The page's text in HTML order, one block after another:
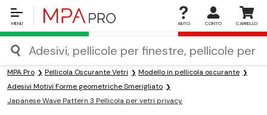
MENU AIUTO CONTO CARRELLO
MPA Pro Pellicola Oscurante Vetri
Modello in pellicola oscurante
Adesivi Motivi Forme geometriche Smerigliato
Japanese Wave Pattern 3 Pellicola per vetri privacy